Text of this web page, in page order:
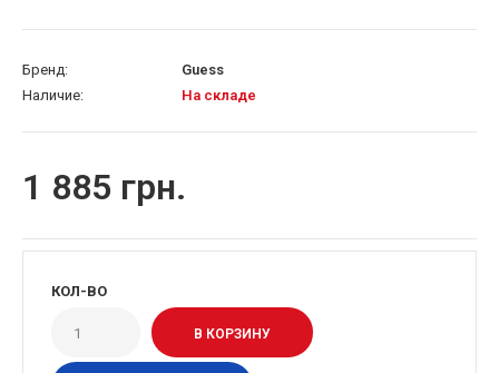
Бренд:
Guess
Наличие:
На складе
1 885 грн.
КОЛ-ВО